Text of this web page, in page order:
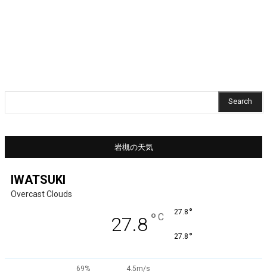
Search
岩槻の天気
IWATSUKI
Overcast Clouds
27.8 ° C 27.8 °
27.8 °
69%
4.5m/s